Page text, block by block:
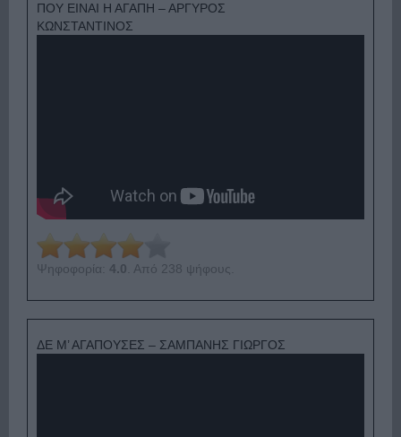
ΠΟΥ ΕΙΝΑΙ Η ΑΓΑΠΗ – ΑΡΓΥΡΟΣ
ΚΩΝΣΤΑΝΤΙΝΟΣ
Ψηφοφορία: 4.0 . Από 238 ψήφους.
ΔΕ Μ’ ΑΓΑΠΟΥΣΕΣ – ΣΑΜΠΑΝΗΣ ΓΙΩΡΓΟΣ